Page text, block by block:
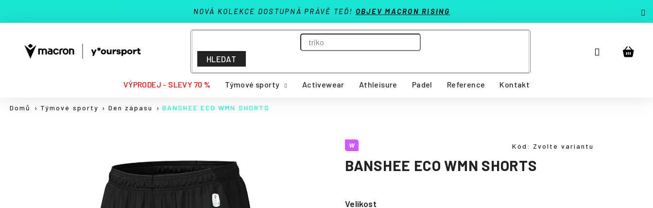
obsah
NOVÁ KOLEKCE DOSTUPNÁ PRÁVĚ TEĎ! OBJEV MACRON RISING
HLEDAT
Přihlášení
VÝPRODEJ - SLEVY 70 % Týmové sporty Activewear Athleisure Padel Reference Kontakt
Domů Týmové sporty Den zápasu BANSHEE ECO WMN SHORTS
BANSHEE ECO WMN SHORTS
Velikost
W Kód: Zvolte variantu
Zpět
obchodu
Zpět
obchodu